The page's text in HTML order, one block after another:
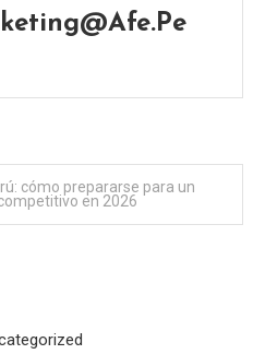
cómo prepararse para un
en 2026